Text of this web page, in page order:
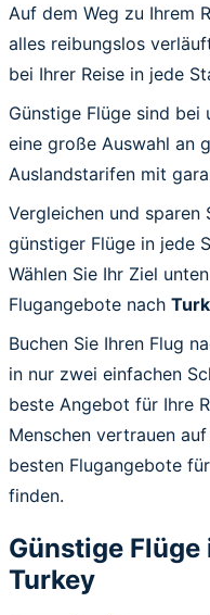
Auf dem Weg zu Ihrem
alles reibungslos
bei Ihrer Reise in jede
Günstige Flüge sind
eine große Auswahl an
Auslandstarifen mit
Vergleichen und sparen
günstiger Flüge in jede
Wählen Sie Ihr Ziel
Flugangebote nach
Buchen Sie Ihren Flug
in nur zwei einfachen
beste Angebot für Ihre
Menschen vertrauen
besten Flugangebote
finden.
Günstige
Turkey